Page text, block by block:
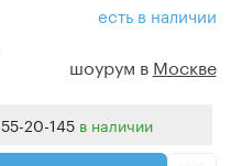
есть в наличии
шоурум в Москве
55-20-145 в наличии